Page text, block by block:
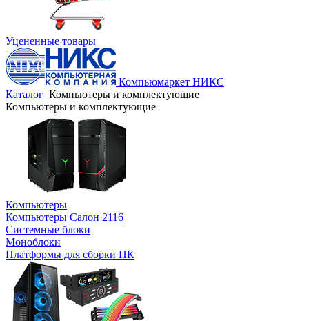
Уцененные товары
Компьюмаркет НИКС
Каталог Компьютеры и комплектующие
Компьютеры и комплектующие
Компьютеры
Компьютеры Салон 2116
Системные блоки
Моноблоки
Платформы для сборки ПК